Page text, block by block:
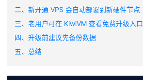
二、新开通 VPS 会自动部署到新硬件节点
三、老用户可在 KiwiVM 查看免费升级入口
四、升级前建议先备份数据
五、总结